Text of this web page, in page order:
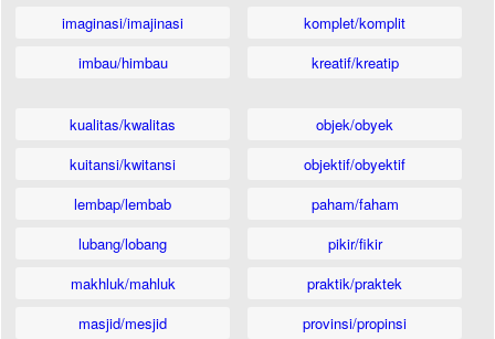
imaginasi/imajinasi
imbau/himbau
komplet/komplit
kreatif/kreatip
kualitas/kwalitas
kuitansi/kwitansi
lembap/lembab
lubang/lobang
makhluk/mahluk
masjid/mesjid
objek/obyek
objektif/obyektif
paham/faham
pikir/fikir
praktik/praktek
provinsi/propinsi